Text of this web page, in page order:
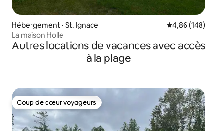
Hébergement ⋅ St. Ignace Évaluation
4,86 (148)
La maison Holle
Autres locations de vacances avec accès
à la plage
Coup de cœur voyageurs
Coup de cœur voyageurs